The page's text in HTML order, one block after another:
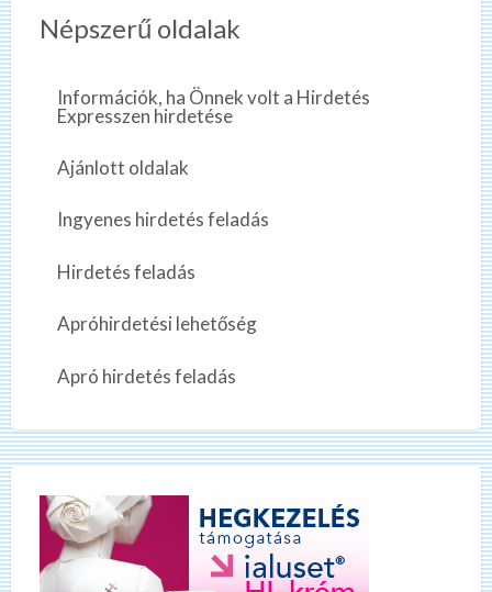
Népszerű oldalak
Információk, ha Önnek volt a Hirdetés
Expresszen hirdetése
Ajánlott oldalak
Ingyenes hirdetés feladás
Hirdetés feladás
Apróhirdetési lehetőség
Apró hirdetés feladás